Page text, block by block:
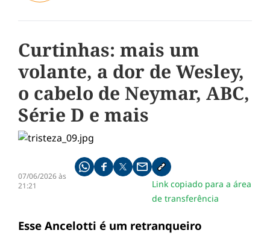
Curtinhas: mais um
volante, a dor de Wesley,
o cabelo de Neymar, ABC,
Série D e mais
07/06/2026 às
21:21
Compartilhe pelo whatsapp
Compartilhar no facebook
Compartilhar no twitter
Compartilhe pelo email
Copiar link da notícia
Link copiado para a área
de transferência
Esse Ancelotti é um retranqueiro